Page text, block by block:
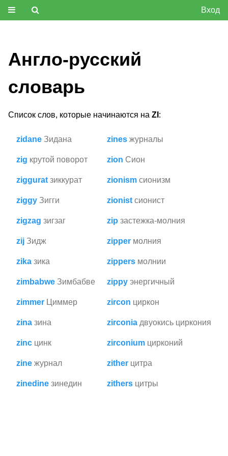
Вход
Англо-русский
словарь
Список слов, которые начинаются на ZI :
zidane Зидана zines журналы
zig крутой поворот zion Сион
ziggurat зиккурат zionism сионизм
ziggy Зигги zionist сионист
zigzag зигзаг zip застежка-молния
zij Зидж zipper молния
zika зика zippers молнии
zimbabwe Зимбабве zippy энергичный
zimmer Циммер zircon циркон
zina зина zirconia двуокись циркония
zinc цинк zirconium цирконий
zine журнал zither цитра
zinedine зинедин zithers цитры